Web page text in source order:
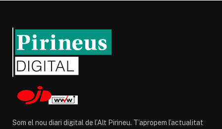
Som el nou diari digital de l’Alt Pirineu. T’apropem l’actualitat